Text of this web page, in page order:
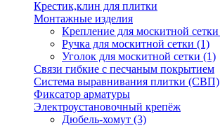
Крестик,клин для плитки
Монтажные изделия
Крепление для москитной сетки
Ручка для москитной сетки (1)
Уголок для москитной сетки (1)
Связи гибкие с песчаным покрытием
Система выравнивания плитки (СВП)
Фиксатор арматуры
Электроустановочный крепёж
Дюбель-хомут (3)